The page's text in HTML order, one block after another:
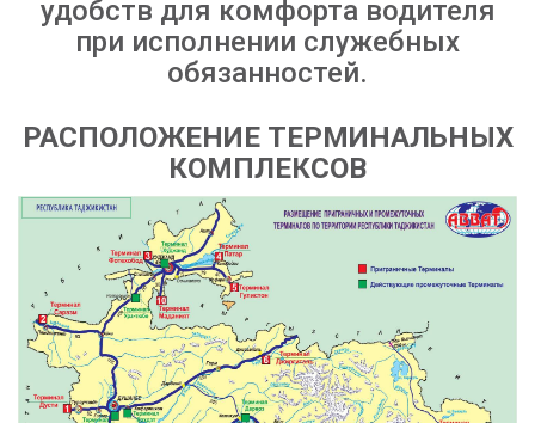
удобств для комфорта водителя
при исполнении служебных
обязанностей.
РАСПОЛОЖЕНИЕ ТЕРМИНАЛЬНЫХ
КОМПЛЕКСОВ